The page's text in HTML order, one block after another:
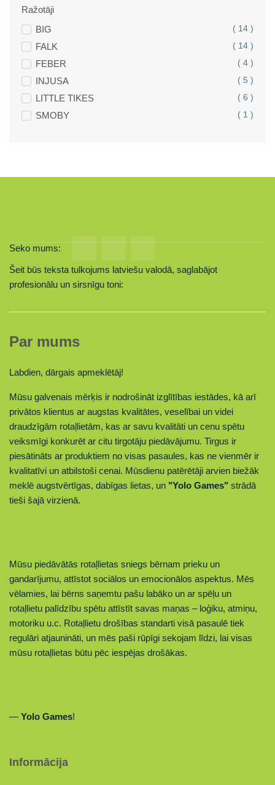
Ražotāji
BIG
( 14 )
FALK ( 14 )
FEBER ( 4 )
INJUSA ( 5 )
LITTLE TIKES ( 6 )
SMOBY ( 1 )
Seko mums:
Šeit būs teksta tulkojums latviešu valodā, saglabājot
profesionālu un sirsnīgu toni:
Par mums
Labdien, dārgais apmeklētāj!
Mūsu galvenais mērķis ir nodrošināt izglītības iestādes, kā arī
privātos klientus ar augstas kvalitātes, veselībai un videi
draudzīgām rotaļlietām, kas ar savu kvalitāti un cenu spētu
veiksmīgi konkurēt ar citu tirgotāju piedāvājumu. Tirgus ir
piesātināts ar produktiem no visas pasaules, kas ne vienmēr ir
kvalitatīvi un atbilstoši cenai. Mūsdienu patērētāji arvien biežāk
meklē augstvērtīgas, dabīgas lietas, un "Yolo Games" strādā
tieši šajā virzienā.
Mūsu piedāvātās rotaļlietas sniegs bērnam prieku un
gandarījumu, attīstot sociālos un emocionālos aspektus. Mēs
vēlamies, lai bērns saņemtu pašu labāko un ar spēļu un
rotaļlietu palīdzību spētu attīstīt savas maņas – loģiku, atmiņu,
motoriku u.c. Rotaļlietu drošības standarti visā pasaulē tiek
regulāri atjaunināti, un mēs paši rūpīgi sekojam līdzi, lai visas
mūsu rotaļlietas būtu pēc iespējas drošākas.
— Yolo Games!
Informācija